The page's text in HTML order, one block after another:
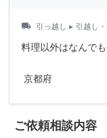
local_shipping 引っ越し ▸ 引越し
料理以外はなんでも
京都府
ご依頼相談内容